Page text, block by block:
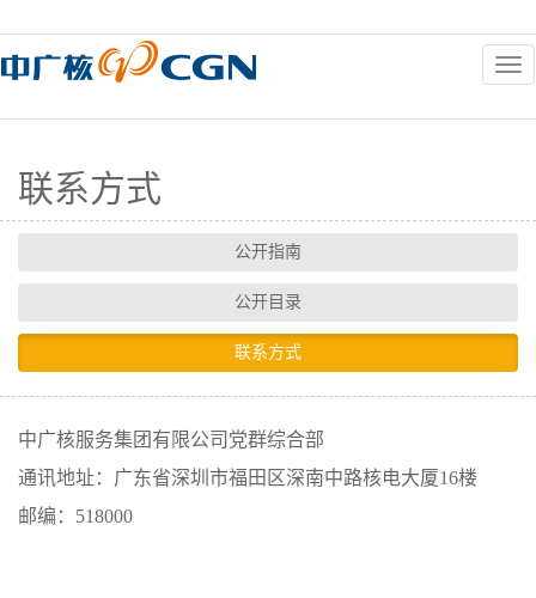
信息公开
联系方式
公开指南
公开目录
联系方式
中广核服务集团有限公司党群综合部
通讯地址：广东省深圳市福田区深南中路核电大厦16楼
邮编：518000